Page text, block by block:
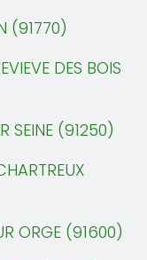
(91770)
DES BOIS
SEINE (91250)
ORGE (91600)